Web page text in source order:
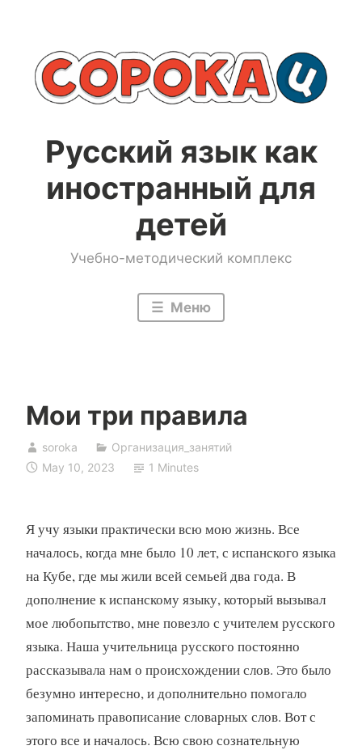
содержимому
Русский язык как
иностранный для
детей
Учебно-методический комплекс
Меню
Мои три правила
soroka
Организация_занятий
May 10, 2023
1 Minutes
Я учу языки практически всю мою жизнь. Все
началось, когда мне было 10 лет, с испанского языка
на Кубе, где мы жили всей семьей два года. В
дополнение к испанскому языку, который вызывал
мое любопытство, мне повезло с учителем русского
языка. Наша учительница русского постоянно
рассказывала нам о происхождении слов. Это было
безумно интересно, и дополнительно помогало
запоминать правописание словарных слов. Вот с
этого все и началось. Всю свою сознательную